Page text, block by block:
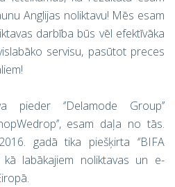
Anglijas noliktavu! Mēs esam
darbība būs vēl efektīvāka
servisu, pasūtot preces
pieder ‘’Delamode Group’’
esam daļa no tās.
2016. gadā tika piešķirta ‘’BIFA
kā labākajiem noliktavas un e-